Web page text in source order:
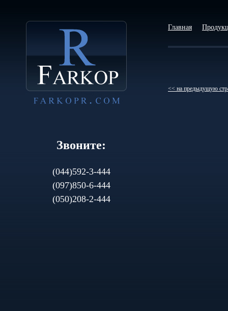
Звоните:
(044)592-3-444
(097)850-6-444
(050)208-2-444
Главная
<< на предыдущую